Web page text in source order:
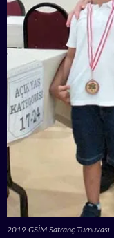
2019 GSİM Satranç Turnuvası